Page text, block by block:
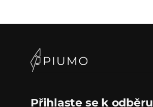
Přihlaste se k odběru